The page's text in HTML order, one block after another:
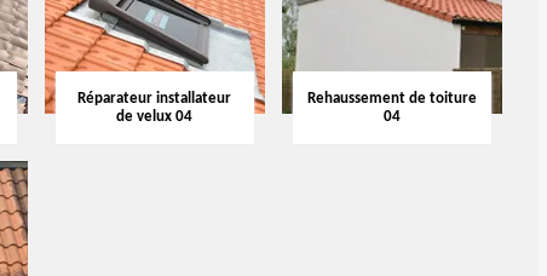
Réparateur installateur
de velux 04
Rehaussement de toiture
04